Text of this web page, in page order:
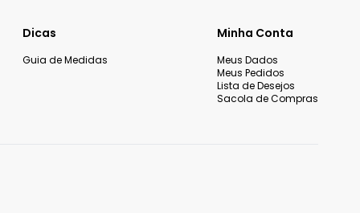
Dicas
Guia de Medidas
Minha Conta
Meus Dados
Meus Pedidos
Lista de Desejos
Sacola de Compras